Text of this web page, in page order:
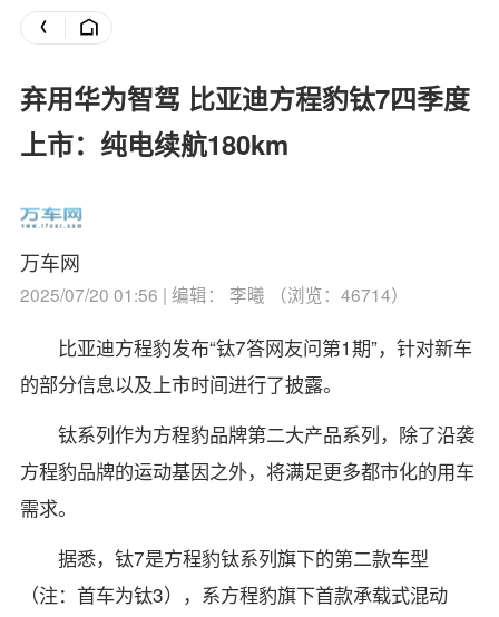
弃用华为智驾 比亚迪方程豹钛7四季度
上市：纯电续航180km
万车网
2025/07/20 01:56 | 编辑： 李曦 （浏览：46714）
比亚迪方程豹发布“钛7答网友问第1期”，针对新车
的部分信息以及上市时间进行了披露。
钛系列作为方程豹品牌第二大产品系列，除了沿袭
方程豹品牌的运动基因之外，将满足更多都市化的用车
需求。
据悉，钛7是方程豹钛系列旗下的第二款车型
（注：首车为钛3），系方程豹旗下首款承载式混动